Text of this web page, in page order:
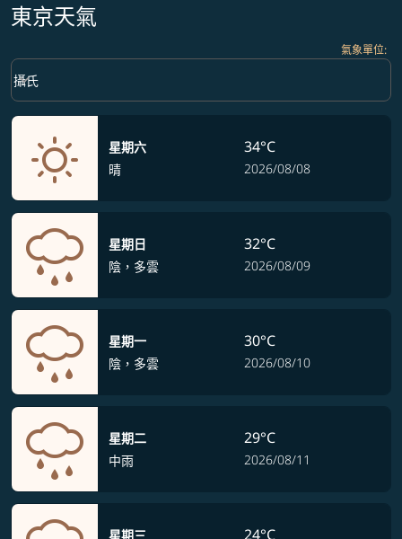
東京天氣
氣象單位:
Weather unit option 攝氏 Selected
攝氏
keyboard_arrow_down
星期六
晴
34°C
2026/08/08
星期日
陰，多雲
32°C
2026/08/09
星期一
陰，多雲
30°C
2026/08/10
星期二
中雨
29°C
2026/08/11
星期三 24°C